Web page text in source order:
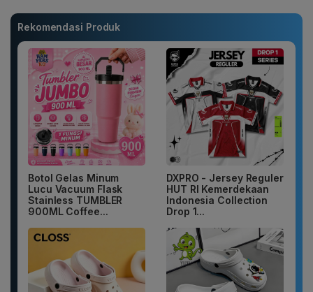
Rekomendasi Produk
Botol Gelas Minum
Lucu Vacuum Flask
Stainless TUMBLER
900ML Coffee...
DXPRO - Jersey Reguler
HUT RI Kemerdekaan
Indonesia Collection
Drop 1...